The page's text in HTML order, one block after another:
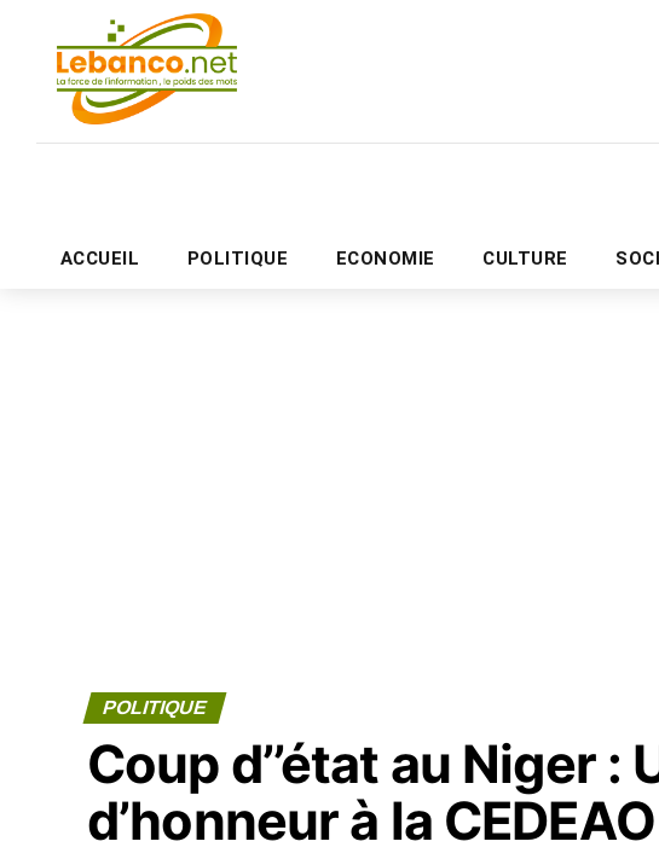
ACCUEIL POLITIQUE ECONOMIE CULTURE
POLITIQUE
Coup d’’état au Niger :
d’honneur à la CEDEAO